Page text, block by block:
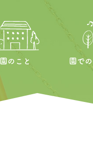
園のこと
園の方針
園で
一日の様子
募集要項